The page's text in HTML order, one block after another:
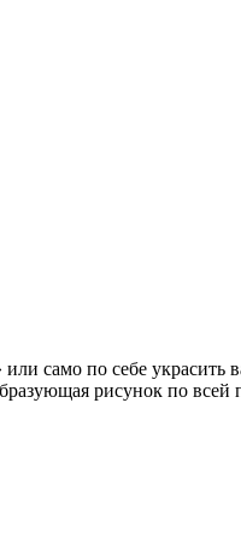
само по себе украсить
рисунок по